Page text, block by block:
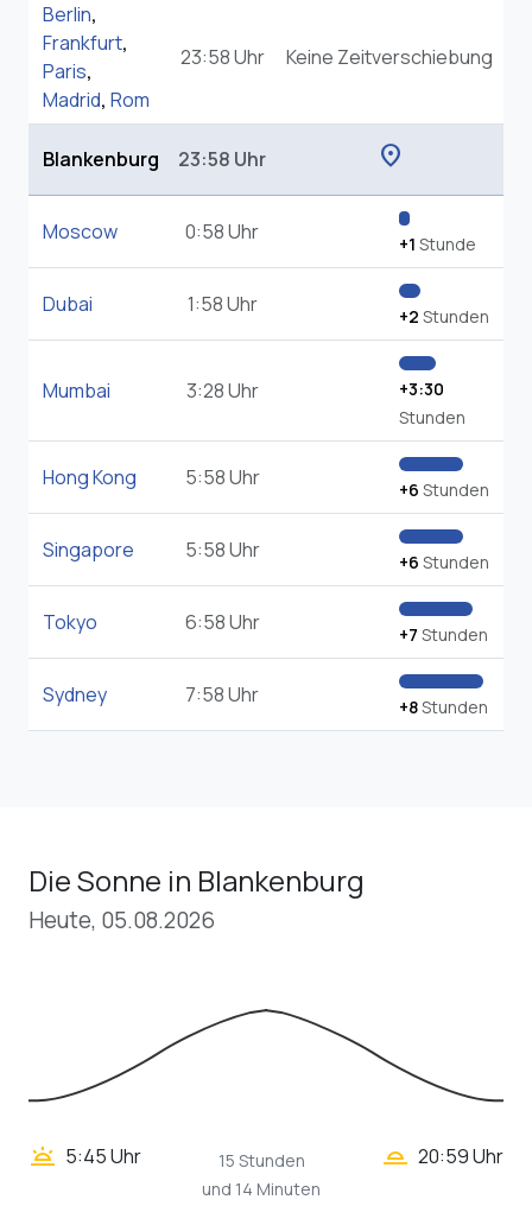
Berlin,
Frankfurt,
Paris,
Madrid, Rom
23:58 Uhr Keine Zeitverschiebung
Blankenburg 23:58 Uhr location_on
Moscow 0:58 Uhr +1 Stunde
Dubai 1:58 Uhr +2 Stunden
Mumbai 3:28 Uhr
+3:30
Stunden
Hong Kong 5:58 Uhr +6 Stunden
Singapore 5:58 Uhr +6 Stunden
Tokyo 6:58 Uhr +7 Stunden
Sydney 7:58 Uhr +8Stunden
Die Sonne in Blankenburg
Heute, 05.08.2026
wb_twilight 5:45 Uhr
15 Stunden
und 14 Minuten
wb_twilight_2 20:59 Uhr